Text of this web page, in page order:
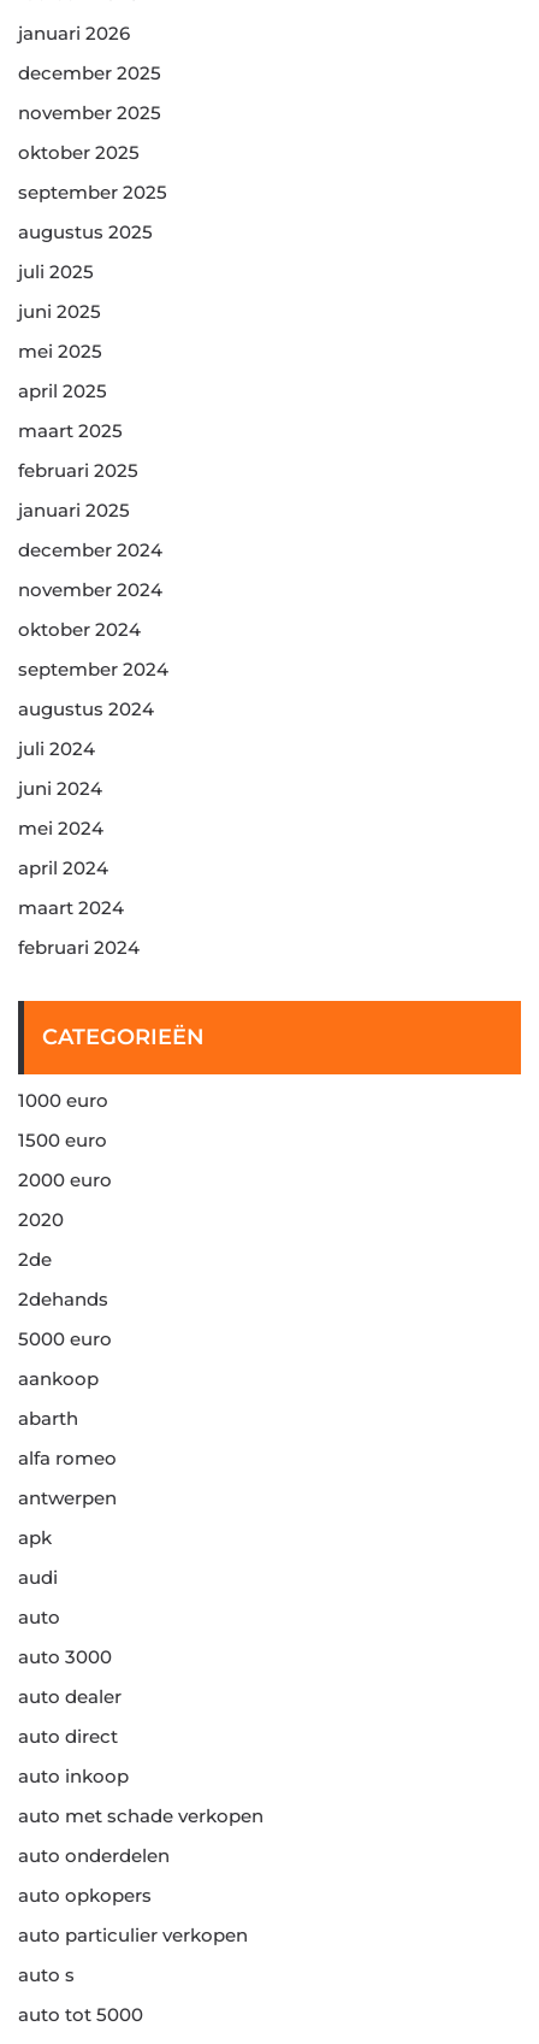
januari 2026
december 2025
november 2025
oktober 2025
september 2025
augustus 2025
juli 2025
juni 2025
mei 2025
april 2025
maart 2025
februari 2025
januari 2025
december 2024
november 2024
oktober 2024
september 2024
augustus 2024
juli 2024
juni 2024
mei 2024
april 2024
maart 2024
februari 2024
CATEGORIEËN
1000 euro
1500 euro
2000 euro
2020
2de
2dehands
5000 euro
aankoop
abarth
alfa romeo
antwerpen
apk
audi
auto
auto 3000
auto dealer
auto direct
auto inkoop
auto met schade verkopen
auto onderdelen
auto opkopers
auto particulier verkopen
auto s
auto tot 5000